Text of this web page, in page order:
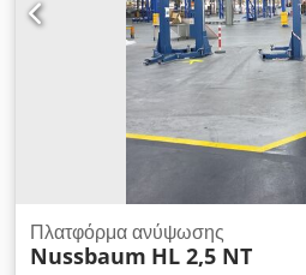
Πλατφόρμα ανύψωσης
Nussbaum HL 2,5 NT